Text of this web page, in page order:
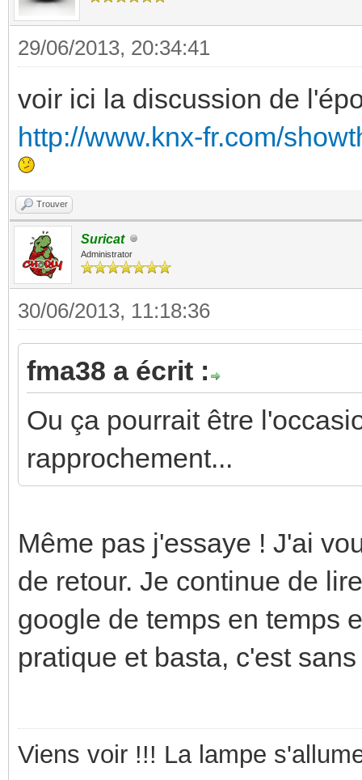
29/06/2013, 20:34:41
voir ici la discussion de
http://www.knx-fr.com/
Trouver
Suricat
Administrator
30/06/2013, 11:18:36
fma38 a écrit :
Ou ça pourrait être
rapprochement...
Même pas j'essaye ! J'ai
de retour. Je continue de
google de temps en temps
pratique et basta, c'est
Viens voir !!! La lampe